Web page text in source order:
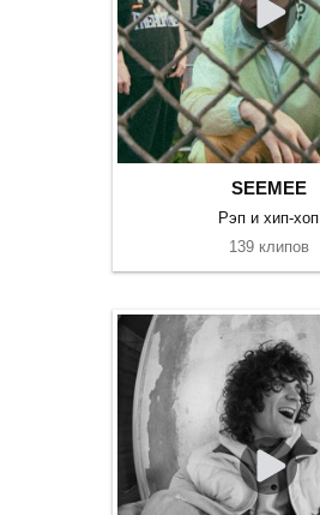
SEEMEE
Рэп и хип-хоп
139 клипов